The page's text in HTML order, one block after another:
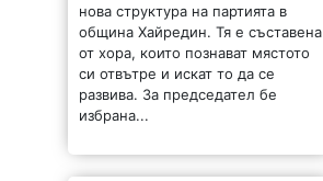
нова структура на партията в
община Хайредин. Тя е съставена
от хора, които познават мястото
си отвътре и искат то да се
развива. За председател бе
избрана...